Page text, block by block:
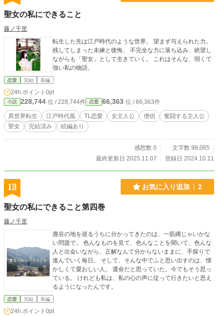
聖女の私にできること
藤ノ千里
転生した先は江戸時代のような世界。 望まず与えられた力。
残してしまった未練と後悔。 不完全な力に落ち込み、絶望し
ながらも「聖女」として生きていく。 これはそんな、弱くて
強い私の物語。
恋愛 完結 長編
24h.ポイント 0pt
小説 228,744 位 / 228,744件 恋愛 66,363 位 / 66,363件
異世界転生 江戸時代風 TL恋愛 女主人公 僧侶
奮闘する主人公
聖女
完結済み 続編あり
感想数 0
文字数 98,065
最終更新日 2025.11.07
登録日 2024.10.11
13 お気に入り追加 2
聖女の私にできること第四巻
藤ノ千里
鹿谷の地を巡るうちに分かってきたのは、一筋縄じゃいかな
い問題で。 色んなものを見て、色んなことを聞いて、色んな
人と出会いながら、正解なんて分からないままに、手探りで
進んでいく毎日。 そして、そんな中でふと思い出すのは、懐
かしくて愛おしい人。 運命だと思っていた。今でもそう思っ
ている。 けれども私は、私の心の声に従って行きたいと思え
るようになったんです。
恋愛 完結 長編
24h.ポイント 0pt